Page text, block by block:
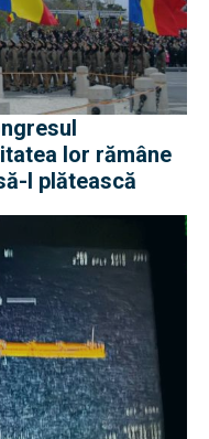
lor rămâne
l plătească